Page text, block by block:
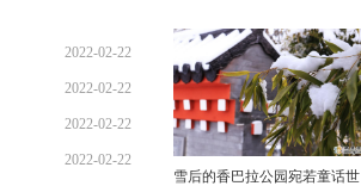
2022-02-22
2022-02-22
2022-02-22
2022-02-22
雪后的香巴拉公园宛若童话世